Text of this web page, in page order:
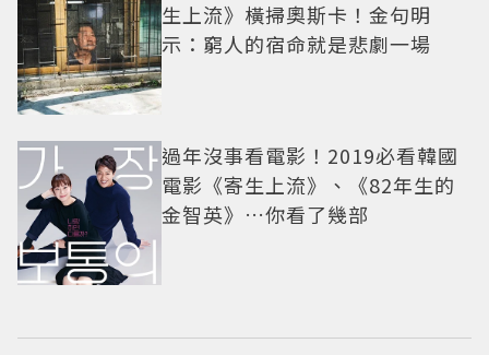
生上流》橫掃奧斯卡！金句明
示：窮人的宿命就是悲劇一場
過年沒事看電影！2019必看韓國
電影《寄生上流》、《82年生的
金智英》…你看了幾部